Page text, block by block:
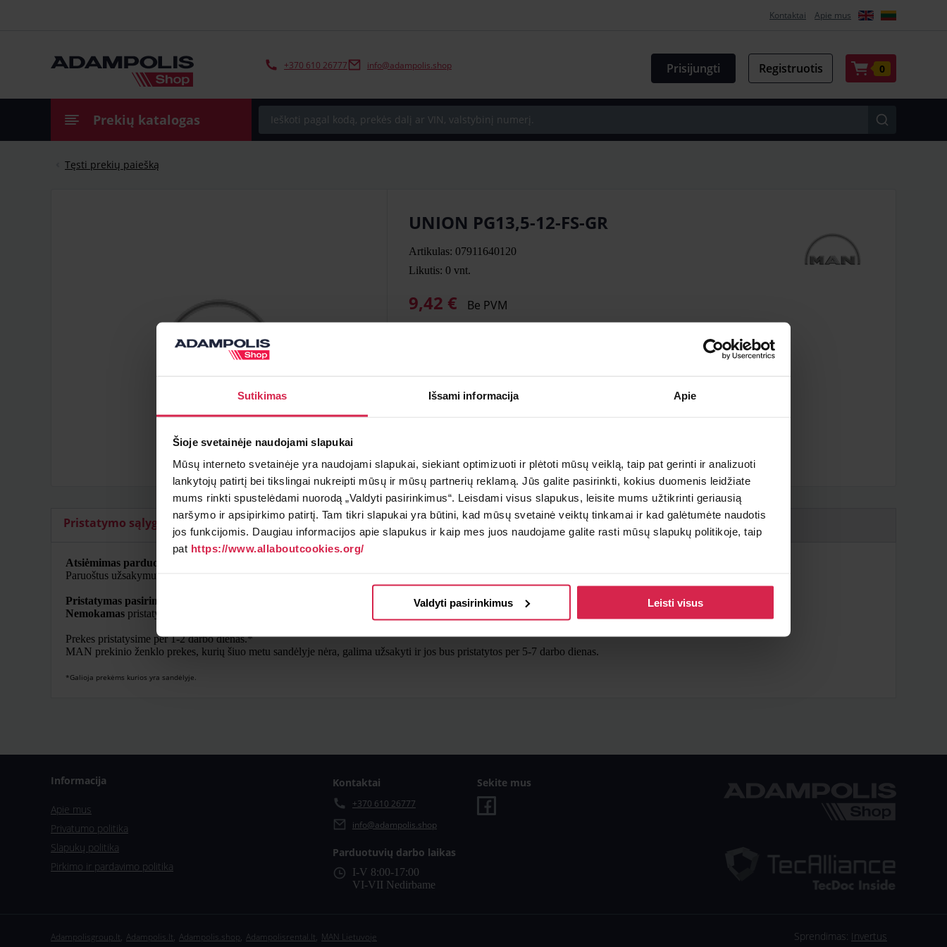
Sutikimas Išsami informacija Apie
Šioje svetainėje naudojami slapukai
Mūsų interneto svetainėje yra naudojami slapukai, siekiant optimizuoti ir plėtoti mūsų veiklą, taip pat gerinti ir analizuoti
lankytojų patirtį bei tikslingai nukreipti mūsų ir mūsų partnerių reklamą. Jūs galite pasirinkti, kokius duomenis leidžiate
mums rinkti spustelėdami nuorodą „Valdyti pasirinkimus“. Leisdami visus slapukus, leisite mums užtikrinti geriausią
naršymo ir apsipirkimo patirtį. Tam tikri slapukai yra būtini, kad mūsų svetainė veiktų tinkamai ir kad galėtumėte naudotis
jos funkcijomis. Daugiau informacijos apie slapukus ir kaip mes juos naudojame galite rasti mūsų slapukų politikoje, taip
pat https://www.allaboutcookies.org/
Valdyti pasirinkimus Leisti visus
Kontaktai Apie mus
+370 610 26777 info@adampolis.shop Prisijungti Registruotis 0
Prekių katalogas
Tęsti prekių paiešką
UNION PG13,5-12-FS-GR
Artikulas: 07911640120
Likutis: 0 vnt.
9,42 € Be PVM
Pristatymo sąlygos Papildomi artikulai
Atsiėmimas parduotuvėje
Paruoštus užsakymus galite atsiimti pasirinktame padalinyje nemokamai.
Pristatymas pasirinktu adresu
Nemokamas pristatymas Lietuvoje užsakymams nuo 50€.
Prekes pristatysime per 1-2 darbo dienas.*
MAN prekinio ženklo prekes, kurių šiuo metu sandėlyje nėra, galima užsakyti ir jos bus pristatytos per 5-7 darbo dienas.
*Galioja prekėms kurios yra sandėlyje.
Informacija
Apie mus
Privatumo politika
Slapukų politika
Pirkimo ir pardavimo politika
Kontaktai
+370 610 26777
info@adampolis.shop
Sekite mus
Parduotuvių darbo laikas
I-V 8:00-17:00
VI-VII Nedirbame
Adampolisgroup.lt, Adampolis.lt, Adampolis.shop, Adampolisrental.lt, MAN Lietuvoje Sprendimas: Invertus